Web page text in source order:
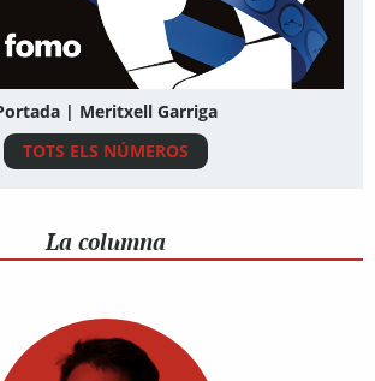
| Meritxell Garriga
TOTS ELS NÚMEROS
La columna